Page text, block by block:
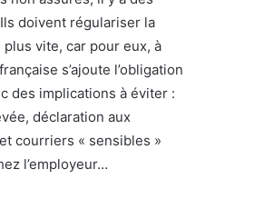
Ils doivent régulariser la
plus vite, car pour eux, à
s’ajoute l’obligation
des implications à éviter :
déclaration aux
courriers « sensibles »
l’employeur…